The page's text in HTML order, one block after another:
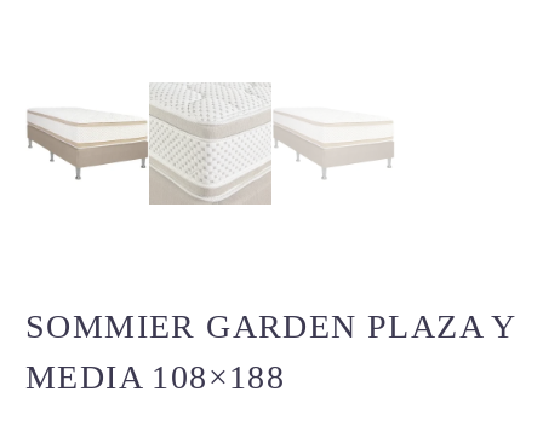
SOMMIER GARDEN PLAZA Y
MEDIA 108×188